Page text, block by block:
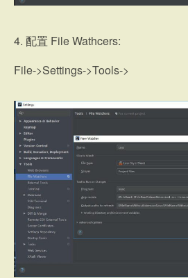
4. 配置 File Wathcers:
File->Settings->Tools->